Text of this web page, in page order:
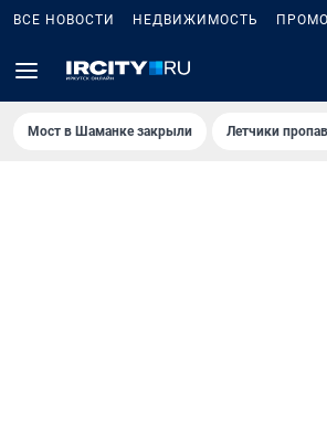
ВСЕ НОВОСТИ НЕДВИЖИМОСТЬ
Мост в Шаманке закрыли Летчики